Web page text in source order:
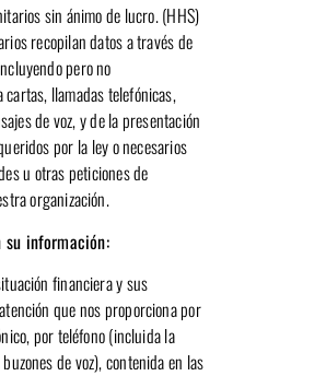
sin ánimo de lucro. (HHS)
recopilan datos a través de
pero no
llamadas telefónicas,
de voz, y de la presentación
por la ley o necesarios
u otras peticiones de
organización.
su información:
financiera y sus
que nos proporciona por
por teléfono (incluida la
de voz), contenida en las